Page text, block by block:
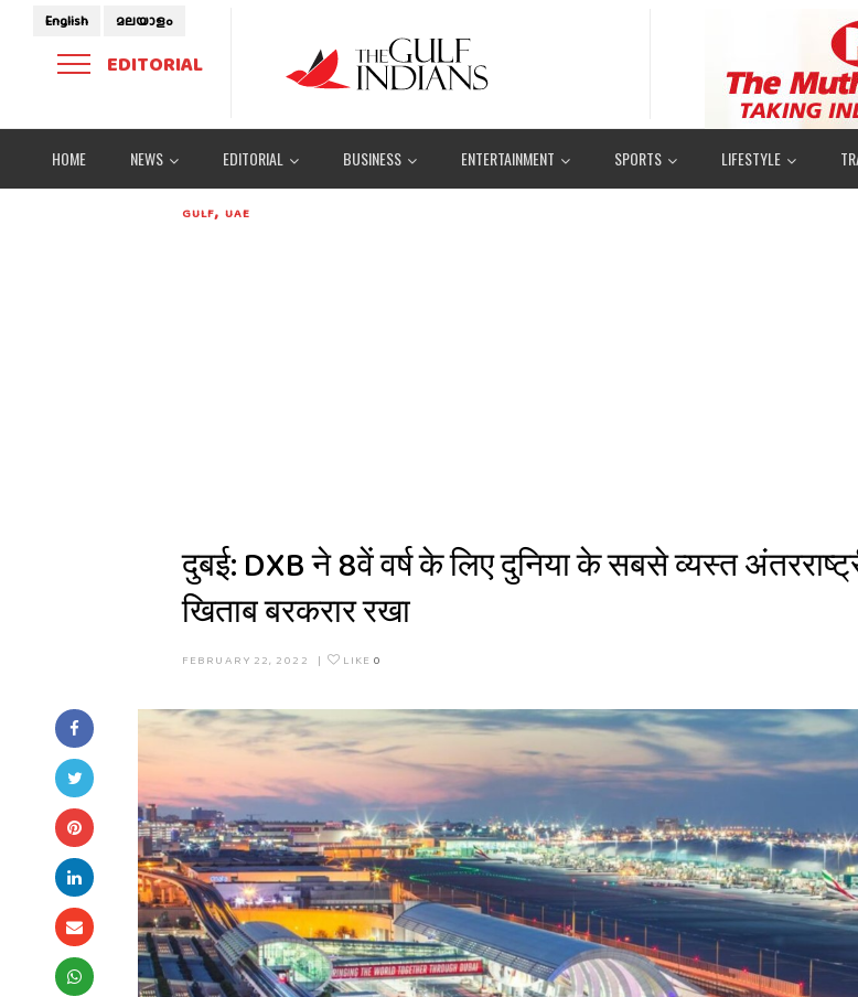
English മലയാളം
EDITORIAL
HOME NEWS EDITORIAL BUSINESS ENTERTAINMENT SPORTS LIFESTYLE
GULF, UAE
दुबई: DXB ने 8वें वर्ष के लिए दुनिया के सबसे व्यस्त
खिताब बरकरार रखा
FEBRUARY 22, 2022 | LIKE 0